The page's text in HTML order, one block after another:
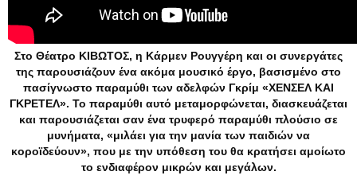
Στο Θέατρο ΚΙΒΩΤΟΣ, η Κάρμεν Ρουγγέρη και οι συνεργάτες
της παρουσιάζουν ένα ακόμα μουσικό έργο, βασισμένο στο
πασίγνωστο παραμύθι των αδελφών Γκρίμ «ΧΕΝΣΕΛ ΚΑΙ
ΓΚΡΕΤΕΛ». Το παραμύθι αυτό μεταμορφώνεται, διασκευάζεται
και παρουσιάζεται σαν ένα τρυφερό παραμύθι πλούσιο σε
μυνήματα, «μιλάει για την μανία των παιδιών να
κοροϊδεύουν», που με την υπόθεση του θα κρατήσει αμοίωτο
το ενδιαφέρον μικρών και μεγάλων.